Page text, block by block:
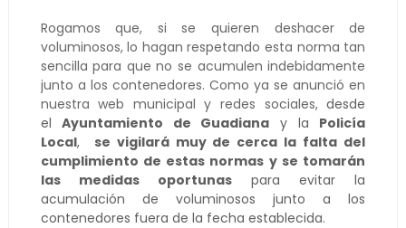
Rogamos que, si se quieren deshacer de
voluminosos, lo hagan respetando esta norma tan
sencilla para que no se acumulen indebidamente
junto a los contenedores. Como ya se anunció en
nuestra web municipal y redes sociales,desde
elAyuntamiento de Guadiana y la Policía
Local, se vigilará muy de cerca la falta del
cumplimiento de estas normas y se tomarán
las medidas oportunaspara evitar la
acumulación de voluminosos junto a los
contenedores fuera de la fecha establecida.